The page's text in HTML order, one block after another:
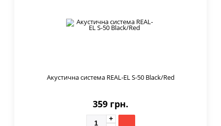
Акустична система REAL-EL S-50 Black/Red
359 грн.